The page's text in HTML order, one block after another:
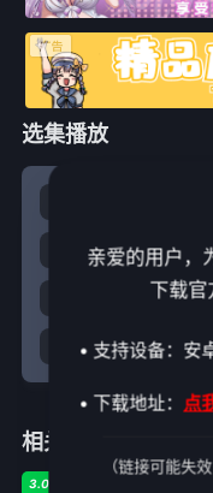
选集播放
5
13
相关推荐
3.0
亲爱的用户，
下载官
• 支持设备：安
• 下载地址： 点
（链接可能失